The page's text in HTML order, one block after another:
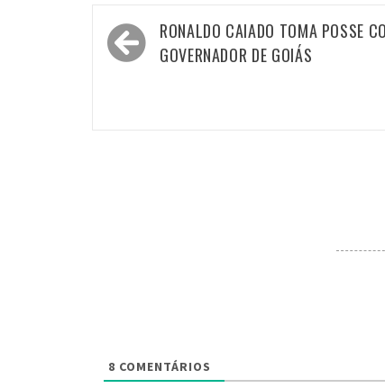
Navegação
de
RONALDO CAIADO TOMA POSSE
GOVERNADOR DE GOIÁS
8 COMENTÁRIOS